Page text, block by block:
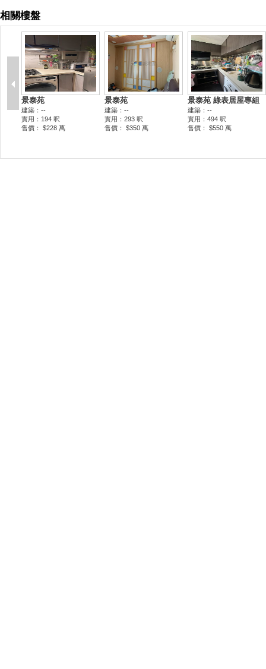
相關樓盤
景泰苑
建築：--
實用：194 呎
售價： $228 萬
景泰苑
建築：--
實用：293 呎
售價： $350 萬
景泰苑 綠表居屋專組
建築：--
實用：494 呎
售價： $550 萬